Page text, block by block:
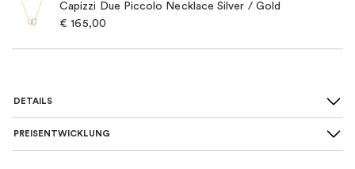
Capizzi Due Piccolo Necklace Silver / Gold
€ 165,00
DETAILS
Art des Ohrrings
PREISENTWICKLUNG